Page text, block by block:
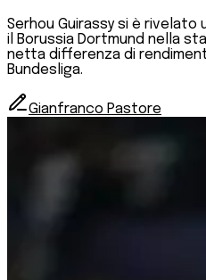
Serhou Guirassy si è
il Borussia Dortmund nella
netta differenza di
Bundesliga.
Gianfranco Pastore